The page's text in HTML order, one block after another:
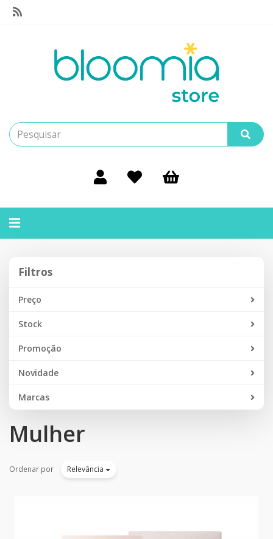
Alternar
Filtros
Preço
Stock
Promoção
Novidade
Marcas
Mulher
Ordenar por Relevância